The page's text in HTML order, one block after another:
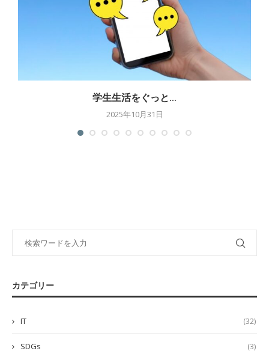
学生生活をぐっと...
2025年10月31日
カテゴリー
IT (32)
SDGs (3)